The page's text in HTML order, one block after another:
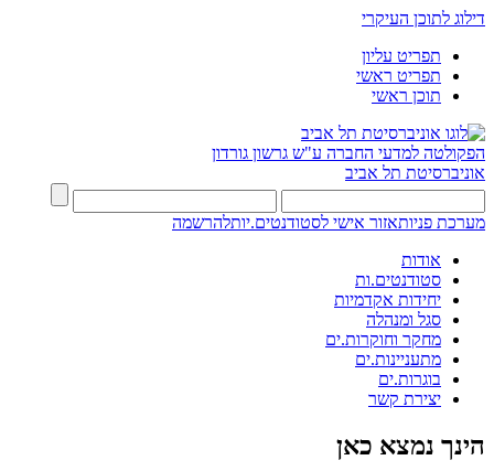
דילוג לתוכן העיקרי
תפריט עליון
תפריט ראשי
תוכן ראשי
הפקולטה למדעי החברה ע"ש גרשון גורדון
אוניברסיטת תל אביב
מערכת פניותאזור אישי לסטודנטים.יותלהרשמה
אודות
סטודנטים.ות
יחידות אקדמיות
סגל ומנהלה
מחקר וחוקרות.ים
מתעניינות.ים
בוגרות.ים
יצירת קשר
הינך נמצא כאן